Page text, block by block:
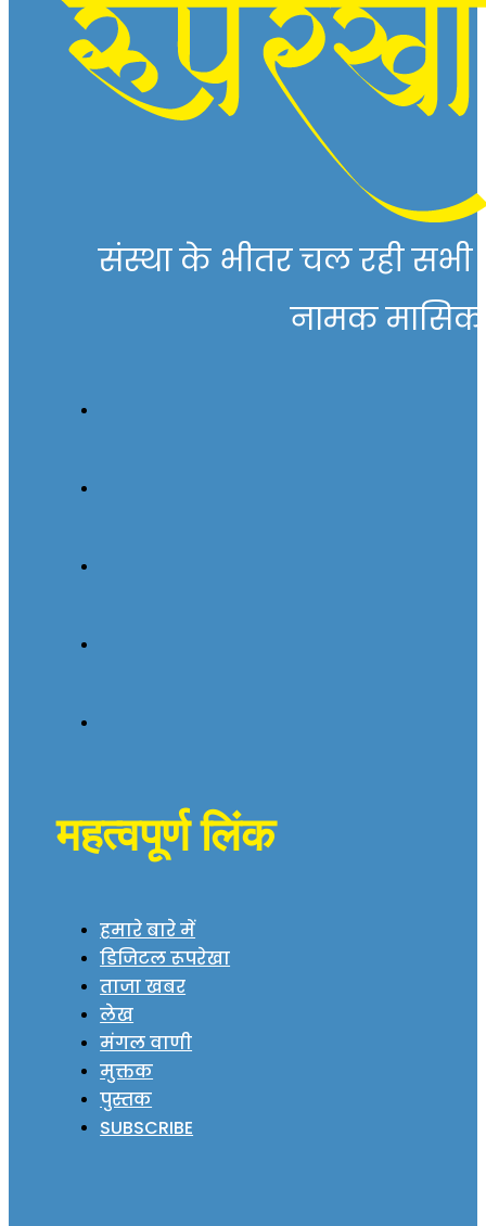
संस्था के भीतर चल रही सभी
नामक मासिक
महत्वपूर्ण लिंक
हमारे बारे में
डिजिटल रूपरेखा
ताजा खबर
लेख
मंगल वाणी
मुक्तक
पुस्तक
SUBSCRIBE